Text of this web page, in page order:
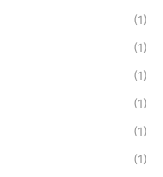
(1)
(1)
(1)
(1)
(1)
(1)